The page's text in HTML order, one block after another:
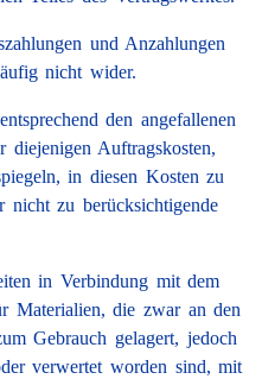
und Anzahlungen
nicht wider.
den angefallenen
diejenigen Auftragskosten,
in diesen Kosten zu
nicht zu berücksichtigende
in Verbindung mit dem
Materialien, die zwar an den
Gebrauch gelagert, jedoch
verwertet worden sind, mit